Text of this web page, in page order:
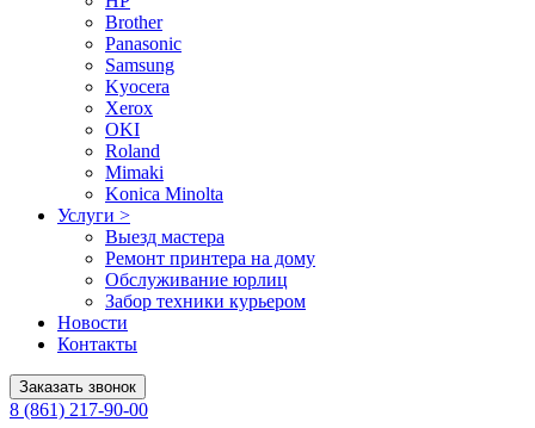
Brother
Panasonic
Samsung
Kyocera
Xerox
OKI
Roland
Mimaki
Konica Minolta
Услуги >
Выезд мастера
Ремонт принтера на дому
Обслуживание юрлиц
Забор техники курьером
Новости
Контакты
Заказать звонок
8 (861) 217-90-00